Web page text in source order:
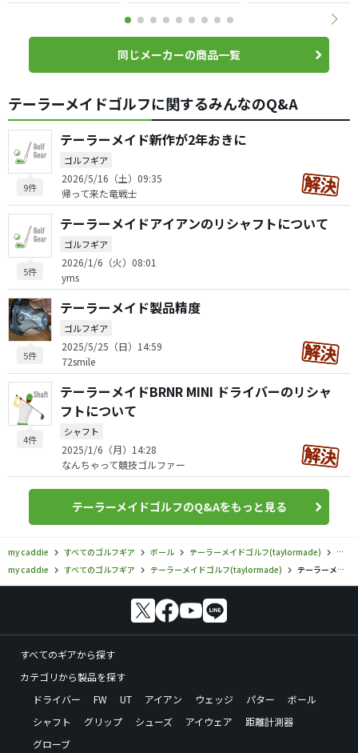
同じメーカーの商品一覧
テーラーメイドゴルフに関するみんなのQ&A
9件
テーラーメイド新作が2年おきに
ゴルフギア
2026/5/16（土）09:35
帰って来た竜戦士
5件
テーラーメイドアイアンのリシャフトについて
ゴルフギア
2026/1/6（火）08:01
yms
5件
テーラーメイド製品精度
ゴルフギア
2025/5/25（日）14:59
72smile
4件
テーラーメイドBRNR MINI ドライバーのリシャ
フトについて
シャフト
2025/1/6（月）14:28
なんちゃって競技ゴルファー
テーラーメイドゴルフのQ&Aをもっと見る
my caddie すべてのゴルフギア ボール テーラーメイドゴルフ(taylormade)
テー
my caddie
すべてのゴルフギア テーラーメイドゴルフ(taylormade) テーラーメイドゴルフ／／バーナー ディスタンス ゴルフボールの口コミ評価
すべてのギアから探す
カテゴリから製品を探す
ドライバー
FW UT アイアン ウェッジ パター
ボール
シャフト
グリップ シューズ アイウェア
距離計測器
グローブ